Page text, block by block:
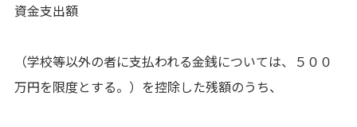
資金支出額
（学校等以外の者に支払われる金銭については、５００
万円を限度とする。）を控除した残額のうち、